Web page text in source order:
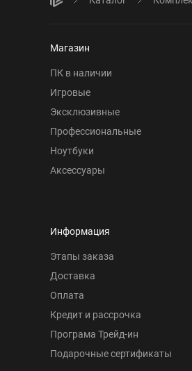
Магазин
ПК в наличии
Игровые
Эксклюзивные
Профессиональные
Ноутбуки
Аксессуары
Информация
Этапы заказа
Доставка
Оплата
Кредит и рассрочка
Програма Трейд-ин
Подарочные сертификаты